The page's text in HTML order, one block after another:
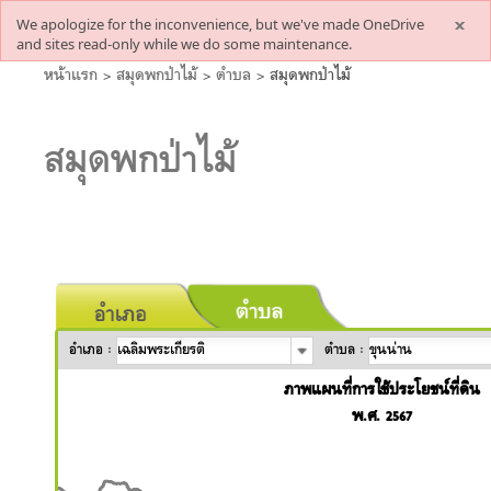
We apologize for the inconvenience, but we've made OneDrive
and sites read-only while we do some maintenance.
หน้าแรก>สมุดพกป่าไม้>ตำบล >สมุดพกป่าไม้
สมุดพกป่าไม้